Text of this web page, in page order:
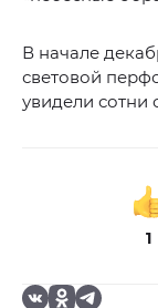
В начале
световой
увидели сотни
1